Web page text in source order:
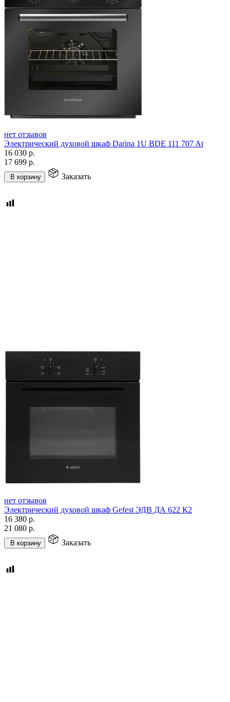
нет отзывов
Электрический духовой шкаф Darina 1U BDE 111 707 At
16 030 р.
17 699 р.
В корзину Заказать
нет отзывов
Электрический духовой шкаф Gefest ЭДВ ДА 622 К2
16 380 р.
21 080 р.
В корзину Заказать